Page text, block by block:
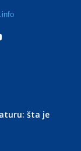
šta je